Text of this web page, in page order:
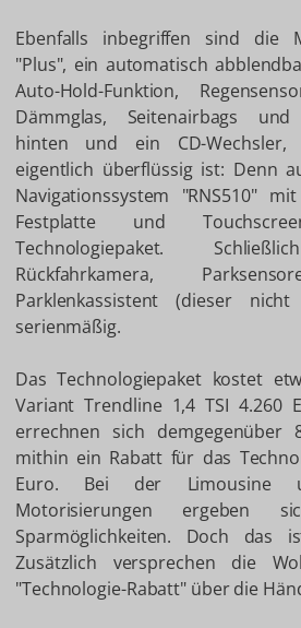
Ebenfalls inbegriffen sind die
"Plus", ein automatisch
Auto-Hold-Funktion,
Dämmglas, Seitenairbags und
hinten und ein CD-
eigentlich überflüssig ist: Denn
Navigationssystem "RNS510"
Festplatte und
Technologiepaket.
Rückfahrkamera,
Parklenkassistent (dieser
serienmäßig.
Das Technologiepaket kostet
Variant Trendline 1,4 TSI 4.260
errechnen sich demgegenüber
mithin ein Rabatt für das
Euro. Bei der Limousine
Motorisierungen ergeben
Sparmöglichkeiten. Doch das
Zusätzlich versprechen die
"Technologie-Rabatt" über die